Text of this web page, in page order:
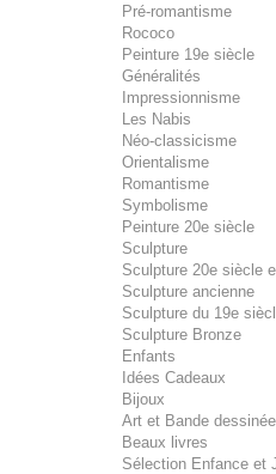
Pré-romantisme
Rococo
Peinture 19e siècle
Généralités
Impressionnisme
Les Nabis
Néo-classicisme
Orientalisme
Romantisme
Symbolisme
Peinture 20e siècle
Sculpture
Sculpture 20e siècle
Sculpture ancienne
Sculpture du 19e
Sculpture Bronze
Enfants
Idées Cadeaux
Bijoux
Art et Bande dessinée
Beaux livres
Sélection Enfance et